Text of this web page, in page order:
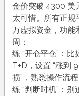
金价突破 4300 美
太可惜。所有正规
万虚拟资金，功能
周：
练 “开仓平仓”：
T+D，设置 “涨到
损”，熟悉操作流程
练 “判断时机”：